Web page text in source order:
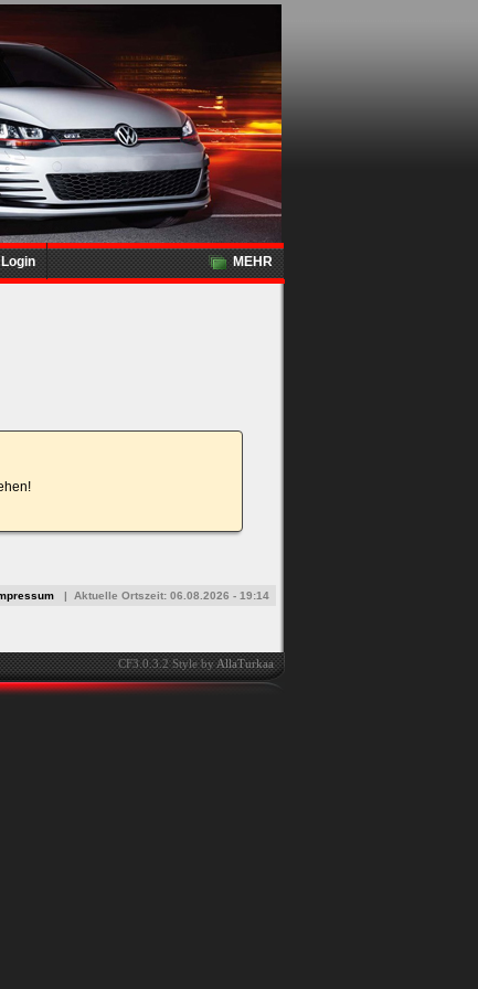
Login MEHR
| Aktuelle Ortszeit: 06.08.2026 - 19:14
CF3.0.3.2 Style byAllaTurkaa